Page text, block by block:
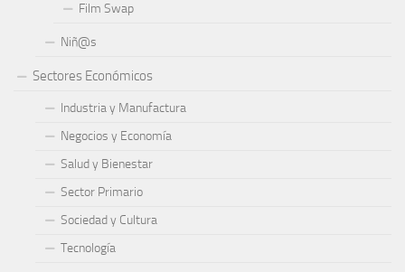
Film Swap
Niñ@s
Sectores Económicos
Industria y Manufactura
Negocios y Economía
Salud y Bienestar
Sector Primario
Sociedad y Cultura
Tecnología